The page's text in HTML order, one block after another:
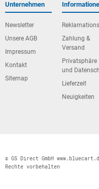
Unternehmen
Newsletter
Unsere AGB
Impressum
Kontakt
Sitemap
Zahlung &
Versand
Privatsphäre
und
Lieferzeit
Neuigkeiten
© GS Direct GmbH
Rechte vorbehalten